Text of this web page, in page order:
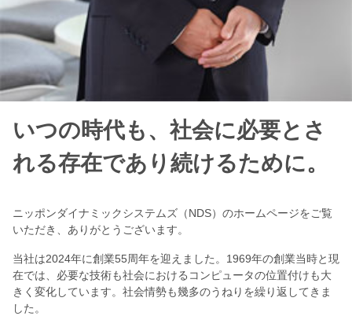
いつの時代も、社会に必要とさ
れる存在であり続けるために。
ニッポンダイナミックシステムズ（NDS）のホームページをご覧
いただき、ありがとうございます。
当社は2024年に創業55周年を迎えました。1969年の創業当時と現
在では、必要な技術も社会におけるコンピュータの位置付けも大
きく変化しています。社会情勢も幾多のうねりを繰り返してきま
した。